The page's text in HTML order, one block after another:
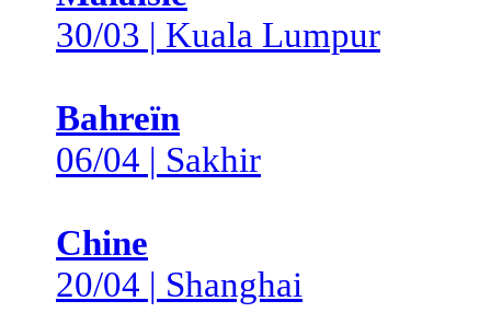
30/03 | Kuala Lumpur
Bahreïn
06/04 | Sakhir
Chine
20/04 | Shanghai